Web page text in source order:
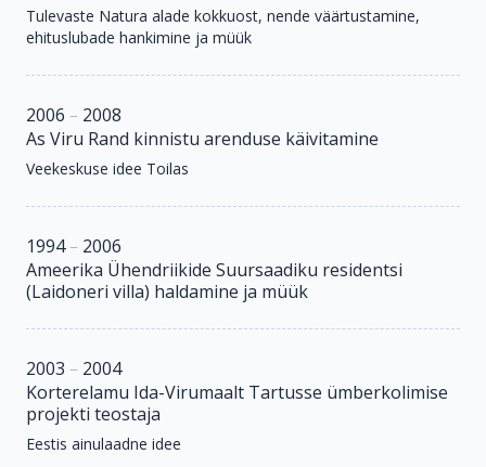
Tulevaste Natura alade kokkuost, nende väärtustamine,
ehituslubade hankimine ja müük
2006 – 2008
As Viru Rand kinnistu arenduse käivitamine
Veekeskuse idee Toilas
1994– 2006
Ameerika Ühendriikide Suursaadiku residentsi
(Laidoneri villa) haldamine ja müük
2003 – 2004
Korterelamu Ida-Virumaalt Tartusse ümberkolimise
projekti teostaja
Eestis ainulaadne idee